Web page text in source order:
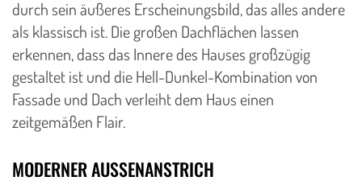
durch sein äußeres Erscheinungsbild, das alles andere
als klassisch ist. Die großen Dachflächen lassen
erkennen, dass das Innere des Hauses großzügig
gestaltet ist und die Hell-Dunkel-Kombination von
Fassade und Dach verleiht dem Haus einen
zeitgemäßen Flair.
MODERNER AUSSENANSTRICH